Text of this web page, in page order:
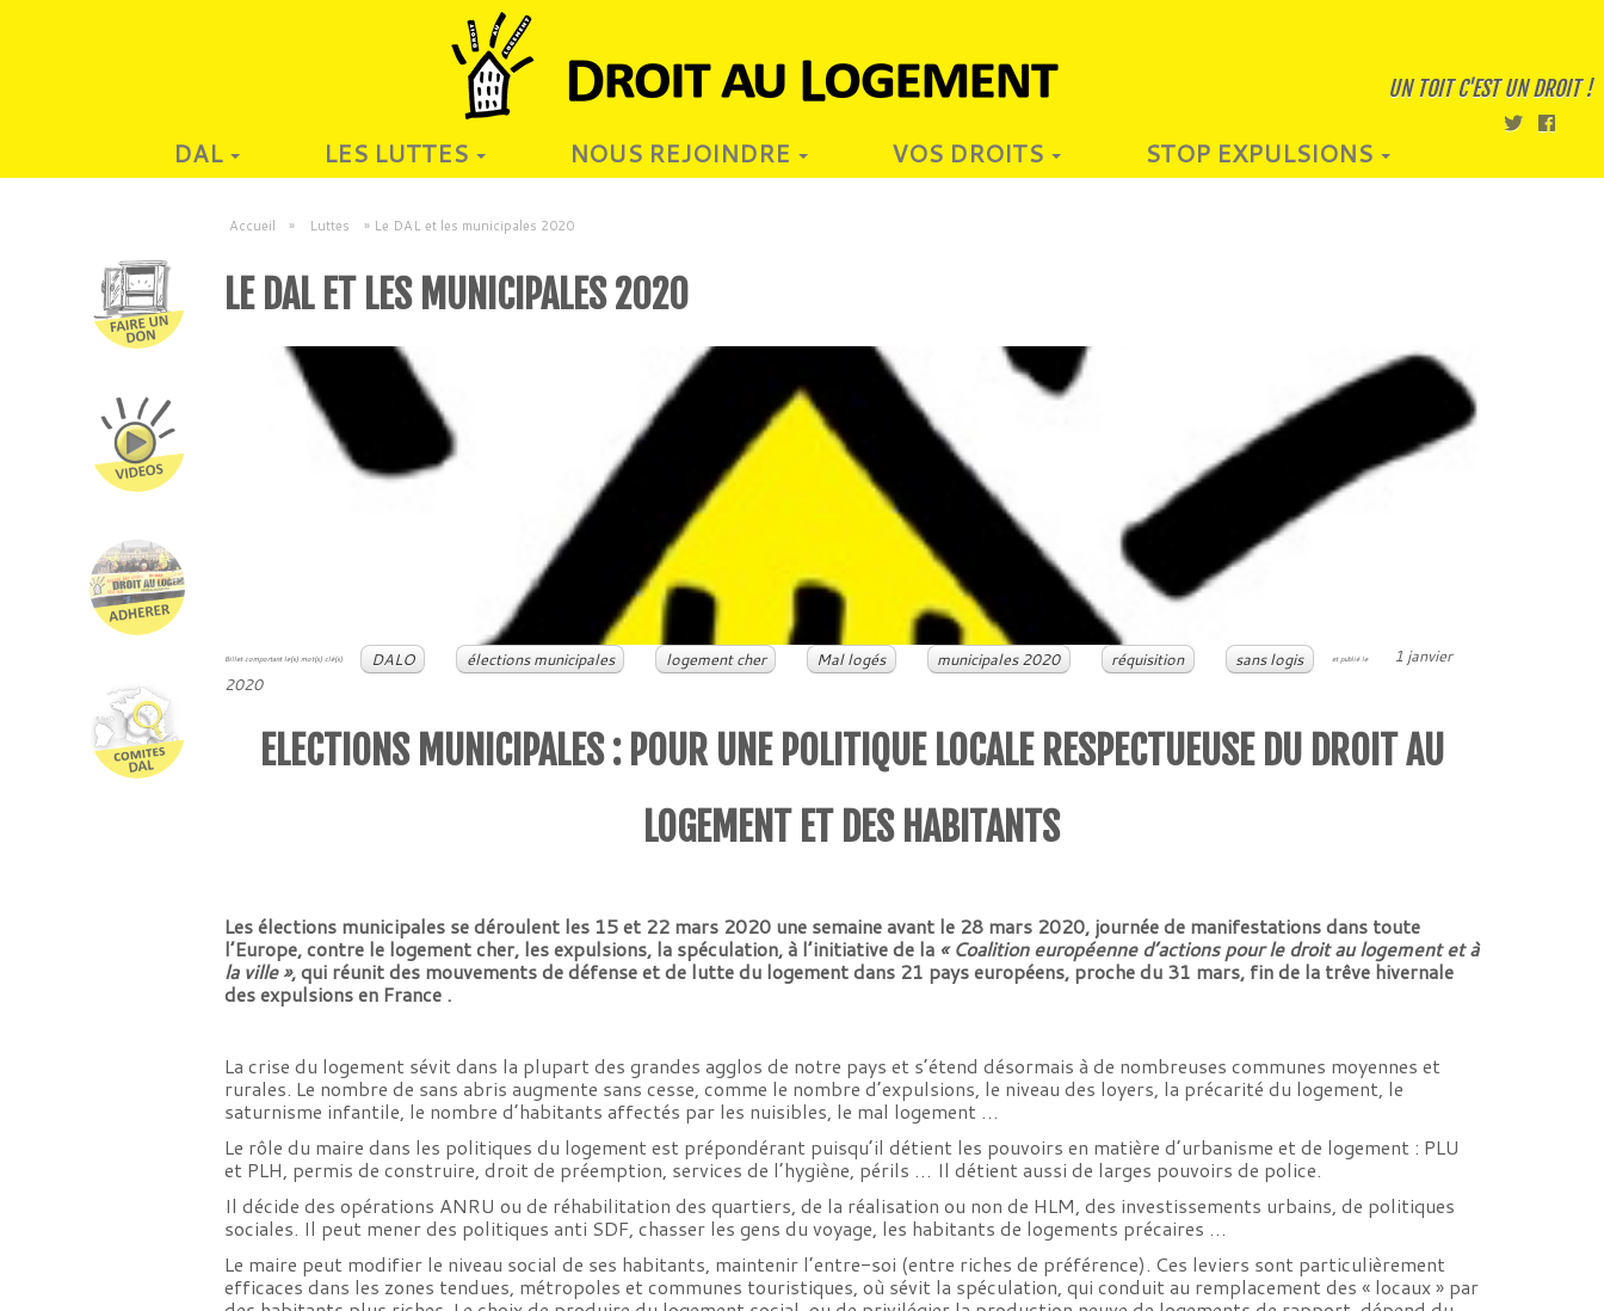
UN TOIT C'EST UN DROIT !
DAL LES LUTTES NOUS REJOINDRE VOS DROITS STOP EXPULSIONS
Accueil » Luttes » Le DAL et les municipales 2020
LE DAL ET LES MUNICIPALES 2020
Billet comportant le(s) mot(s) clé(s) DALO élections municipales logement cher Mal logés municipales 2020 réquisition sans logis et publié le
1 janvier
2020
ELECTIONS MUNICIPALES : POUR UNE POLITIQUE LOCALE RESPECTUEUSE DU DROIT AU
LOGEMENT ET DES HABITANTS
Les élections municipales se déroulent les 15 et 22 mars 2020 une semaine avant le 28 mars 2020, journée de manifestations dans toute
l’Europe, contre le logement cher, les expulsions, la spéculation, à l’initiative de la « Coalition européenne d’actions pour le droit au logement et à
la ville », qui réunit des mouvements de défense et de lutte du logement dans 21 pays européens, proche du 31 mars, fin de la trêve hivernale
des expulsions en France .
La crise du logement sévit dans la plupart des grandes agglos de notre pays et s’étend désormais à de nombreuses communes moyennes et
rurales. Le nombre de sans abris augmente sans cesse, comme le nombre d’expulsions, le niveau des loyers, la précarité du logement, le
saturnisme infantile, le nombre d’habitants affectés par les nuisibles, le mal logement …
Le rôle du maire dans les politiques du logement est prépondérant puisqu’il détient les pouvoirs en matière d’urbanisme et de logement : PLU
et PLH, permis de construire, droit de préemption, services de l’hygiène, périls … Il détient aussi de larges pouvoirs de police.
Il décide des opérations ANRU ou de réhabilitation des quartiers, de la réalisation ou non de HLM, des investissements urbains, de politiques
sociales. Il peut mener des politiques anti SDF, chasser les gens du voyage, les habitants de logements précaires …
Le maire peut modifier le niveau social de ses habitants, maintenir l’entre-soi (entre riches de préférence). Ces leviers sont particulièrement
efficaces dans les zones tendues, métropoles et communes touristiques, où sévit la spéculation, qui conduit au remplacement des « locaux » par